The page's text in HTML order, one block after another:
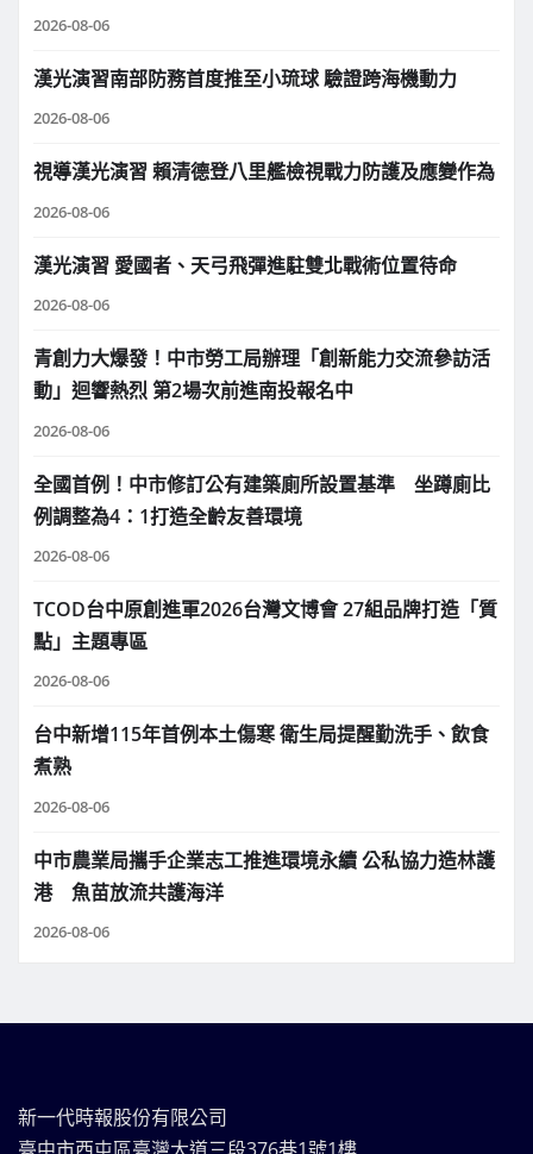
2026-08-06
漢光演習南部防務首度推至小琉球 驗證跨海機動力
2026-08-06
視導漢光演習 賴清德登八里艦檢視戰力防護及應變作為
2026-08-06
漢光演習 愛國者、天弓飛彈進駐雙北戰術位置待命
2026-08-06
青創力大爆發！中市勞工局辦理「創新能力交流參訪活
動」迴響熱烈 第2場次前進南投報名中
2026-08-06
全國首例！中市修訂公有建築廁所設置基準 坐蹲廁比
例調整為4：1打造全齡友善環境
2026-08-06
TCOD台中原創進軍2026台灣文博會 27組品牌打造「質
點」主題專區
2026-08-06
台中新增115年首例本土傷寒 衛生局提醒勤洗手、飲食
煮熟
2026-08-06
中市農業局攜手企業志工推進環境永續 公私協力造林護
港 魚苗放流共護海洋
2026-08-06
新一代時報股份有限公司